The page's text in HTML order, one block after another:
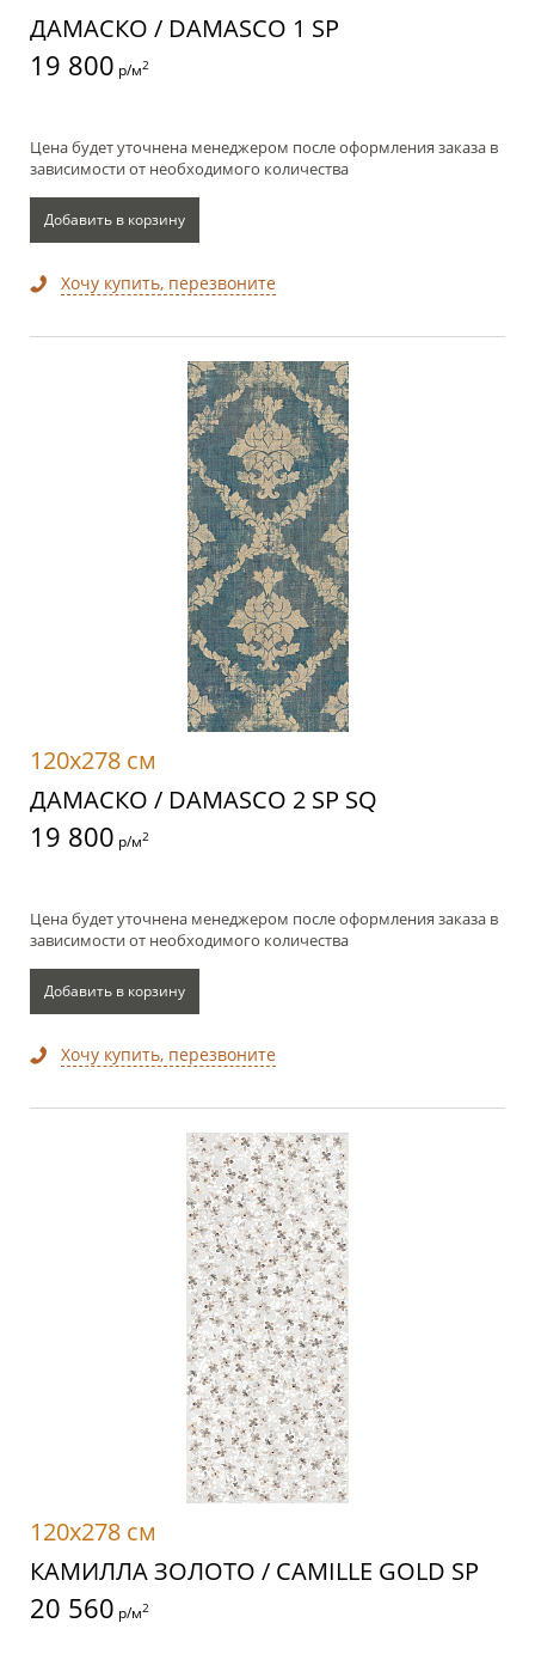
ДАМАСКО / DAMASCO 1 SP
19 800 р/м2
Цена будет уточнена менеджером после оформления заказа в
зависимости от необходимого количества
Добавить в корзину
Хочу купить, перезвоните
120x278 см
ДАМАСКО / DAMASCO 2 SP SQ
19 800 р/м2
Цена будет уточнена менеджером после оформления заказа в
зависимости от необходимого количества
Добавить в корзину
Хочу купить, перезвоните
120x278 см
КАМИЛЛА ЗОЛОТО / CAMILLE GOLD SP
20 560 р/м2